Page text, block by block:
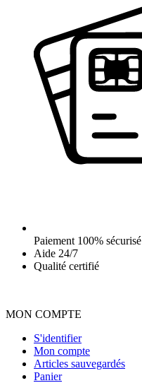
Paiement 100% sécurisé
Aide 24/7
Qualité certifié
MON COMPTE
S'identifier
Mon compte
Articles sauvegardés
Panier